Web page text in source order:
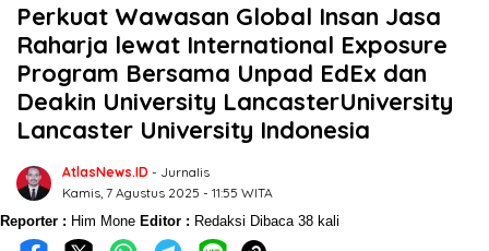
Perkuat Wawasan Global Insan Jasa
Raharja lewat International Exposure
Program Bersama Unpad EdEx dan
Deakin University LancasterUniversity
Lancaster University Indonesia
AtlasNews.ID - Jurnalis
Kamis, 7 Agustus 2025 - 11:55 WITA
Reporter : Him Mone Editor : Redaksi Dibaca 38 kali